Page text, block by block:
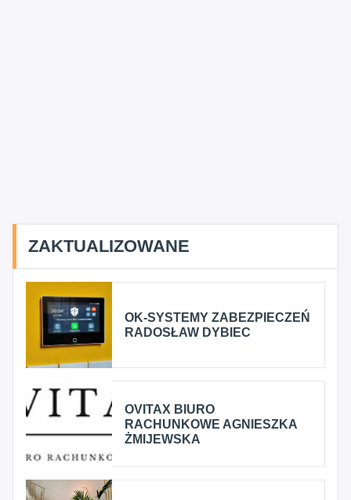
ZAKTUALIZOWANE
OK-SYSTEMY ZABEZPIECZEŃ
RADOSŁAW DYBIEC
OVITAX BIURO
RACHUNKOWE AGNIESZKA
ŻMIJEWSKA